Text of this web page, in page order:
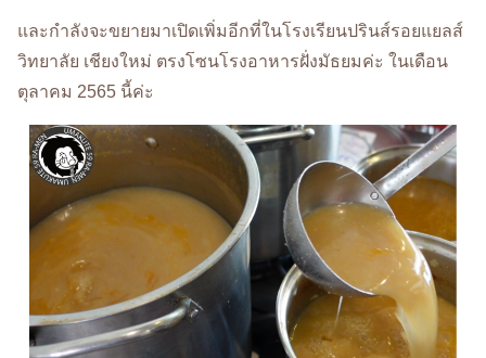
และกำลังจะขยายมาเปิดเพิ่มอีกที่ในโรงเรียนปรินส์รอยแยลส์
วิทยาลัย เชียงใหม่ ตรงโซนโรงอาหารฝั่งมัธยมค่ะ ในเดือน
ตุลาคม 2565 นี้ค่ะ